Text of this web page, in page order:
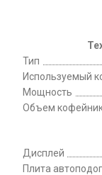
Тип
Используемый
Мощность
Объем
Дисплей
Плита